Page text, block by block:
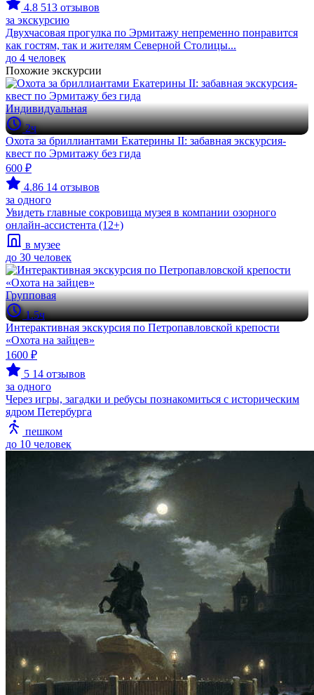
4.8 513 отзывов
за экскурсию
Двухчасовая прогулка по Эрмитажу непременно понравится
как гостям, так и жителям Северной Столицы...
до 4 человек
Похожие экскурсии
Индивидуальная
2ч
Охота за бриллиантами Екатерины II: забавная экскурсия-
квест по Эрмитажу без гида
600 ₽
4.86 14 отзывов
за одного
Увидеть главные сокровища музея в компании озорного
онлайн-ассистента (12+)
в музее
до 30 человек
Групповая
1.5ч
Интерактивная экскурсия по Петропавловской крепости
«Охота на зайцев»
1600 ₽
5 14 отзывов
за одного
Через игры, загадки и ребусы познакомиться с историческим
ядром Петербурга
пешком
до 10 человек